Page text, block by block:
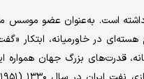
است. به‌عنوان عضو موسس
در سال ۱۳۹۴ (۲۰۱۵). متاسفانه، قدرت‌های